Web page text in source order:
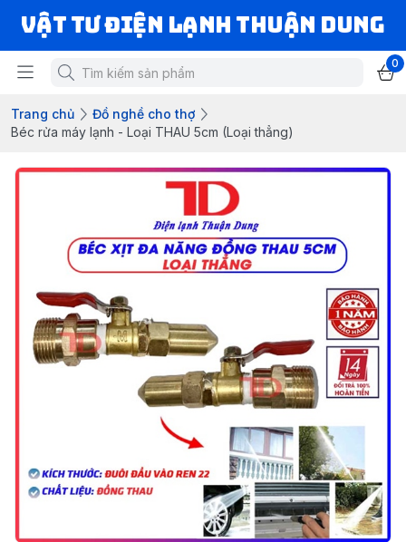
VẬT TƯ ĐIỆN LẠNH THUẬN DUNG
0
Trang chủ
Đồ nghề cho thợ
Béc rửa máy lạnh - Loại THAU 5cm (Loại thẳng)